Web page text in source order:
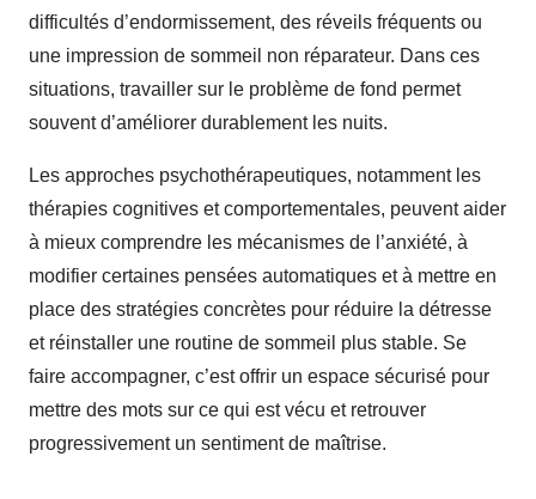
difficultés d’endormissement, des réveils fréquents ou
une impression de sommeil non réparateur. Dans ces
situations, travailler sur le problème de fond permet
souvent d’améliorer durablement les nuits.
Les approches psychothérapeutiques, notamment les
thérapies cognitives et comportementales, peuvent aider
à mieux comprendre les mécanismes de l’anxiété, à
modifier certaines pensées automatiques et à mettre en
place des stratégies concrètes pour réduire la détresse
et réinstaller une routine de sommeil plus stable. Se
faire accompagner, c’est offrir un espace sécurisé pour
mettre des mots sur ce qui est vécu et retrouver
progressivement un sentiment de maîtrise.